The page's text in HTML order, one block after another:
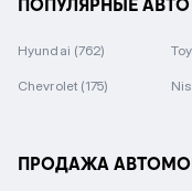
ПОПУЛЯРНЫЕ
Hyundai (762)
Chevrolet (175)
ПРОДАЖА